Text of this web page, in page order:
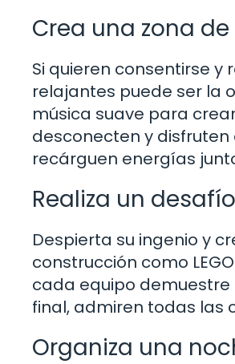
Crea una zona
Si quieren consentirse
relajantes puede ser la
música suave para
desconecten y
recárguen energías
Realiza un
Despierta su ingenio y
construcción como
cada equipo demuestre
final, admiren todas las
Organiza una